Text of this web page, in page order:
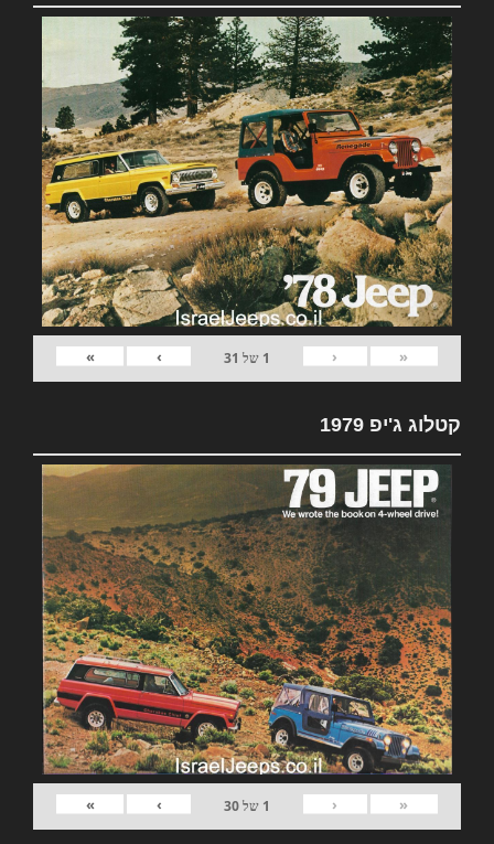
«
‹
1 של 31
›
»
קטלוג ג'יפ 1979
«
‹
1 של30
›
»